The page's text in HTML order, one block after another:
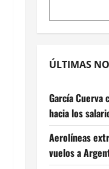
ÚLTIMAS
García
hacia los
Aerolíneas
vuelos a